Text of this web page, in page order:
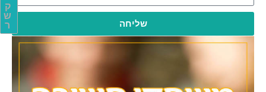
ק
ש
ר
שליחה